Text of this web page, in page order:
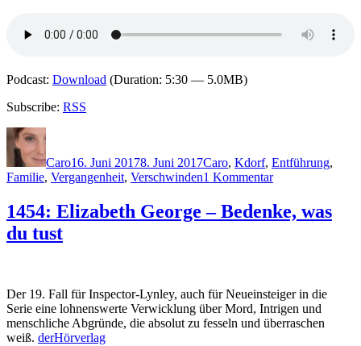
Podcast: Download (Duration: 5:30 — 5.0MB)
Subscribe: RSS
Autor
Caro16. Juni 20178. Juni 2017Caro, Kdorf, Entführung,
Familie, Vergangenheit, Verschwinden1 Kommentarzu
Roman
Klementovic
1454: Elizabeth George – Bedenke, was
du tust
Der 19. Fall für Inspector-Lynley, auch für Neueinsteiger in die
Serie eine lohnenswerte Verwicklung über Mord, Intrigen und
menschliche Abgründe, die absolut zu fesseln und überraschen
weiß. derHörverlag